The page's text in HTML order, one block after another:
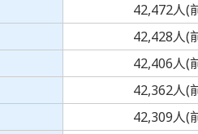
42,472人(
42,428人(
42,406人(
42,362人(
42,309人(